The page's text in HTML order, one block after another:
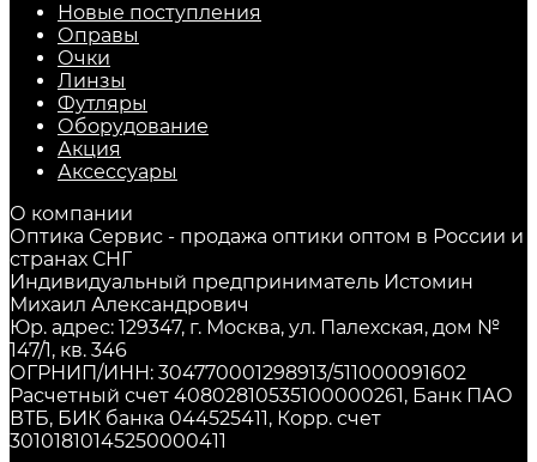
Новые поступления
Оправы
Очки
Линзы
Футляры
Оборудование
Акция
Аксессуары
О компании
Оптика Сервис - продажа оптики оптом в России и
странах СНГ
Индивидуальный предприниматель Истомин
Михаил Александрович
Юр. адрес: 129347, г. Москва, ул. Палехская, дом №
147/1, кв. 346
ОГРНИП/ИНН: 304770001298913/511000091602
Расчетный счет 40802810535100000261, Банк ПАО
ВТБ, БИК банка 044525411, Корр. счет
30101810145250000411